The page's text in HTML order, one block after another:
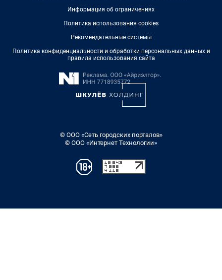
Информация об ограничениях
Политика использования cookies
Рекомендательные системы
Политика конфиденциальности и обработки персональных данных и
правила использования сайта
© ООО «Сеть городских порталов»
© ООО «Интернет Технологии»